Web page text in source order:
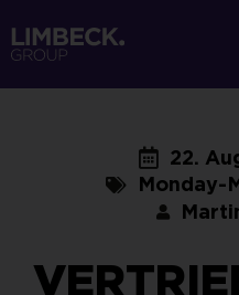
22.
Monday-